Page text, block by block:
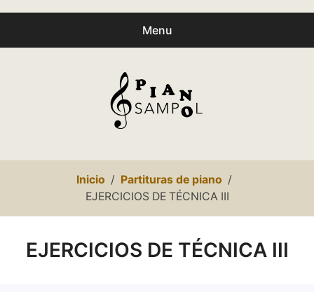
Menu
0,00€
Presentación
Inicio
Partituras de piano
EJERCICIOS DE TÉCNICA III
EJERCICIOS DE TÉCNICA III